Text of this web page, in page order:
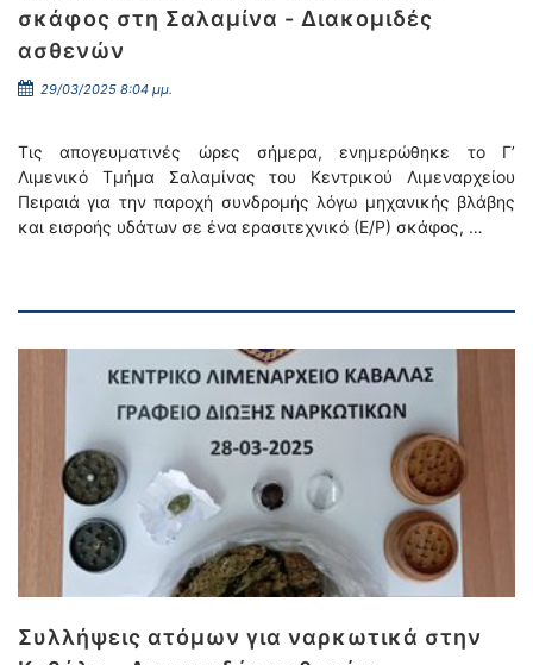
σκάφος στη Σαλαμίνα - Διακομιδές
ασθενών
29/03/2025 8:04 μμ.
Τις απογευματινές ώρες σήμερα, ενημερώθηκε το Γ’
Λιμενικό Τμήμα Σαλαμίνας του Κεντρικού Λιμεναρχείου
Πειραιά για την παροχή συνδρομής λόγω μηχανικής βλάβης
και εισροής υδάτων σε ένα ερασιτεχνικό (Ε/Ρ) σκάφος, …
Συλλήψεις ατόμων για ναρκωτικά στην